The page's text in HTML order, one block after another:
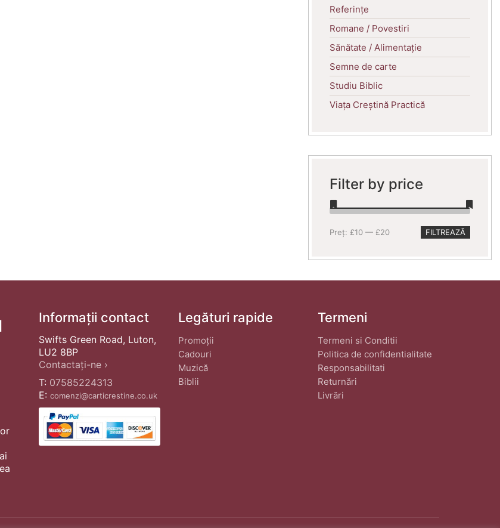
Referințe
Romane / Povestiri
Sănătate / Alimentație
Semne de carte
Studiu Biblic
Viața Creștină Practică
Filter by price
Preț
Preț
FILTREAZĂ
Preț: £10 — £20
Informații contact
Swifts Green Road, Luton,
LU2 8BP
Contactați-ne ›
T: 07585224313
E: comenzi@carticrestine.co.uk
Legături rapide
Promoții
Cadouri
Muzică
Biblii
Termeni
Termeni si Conditii
Politica de confidentialitate
Responsabilitati
Returnări
Livrări